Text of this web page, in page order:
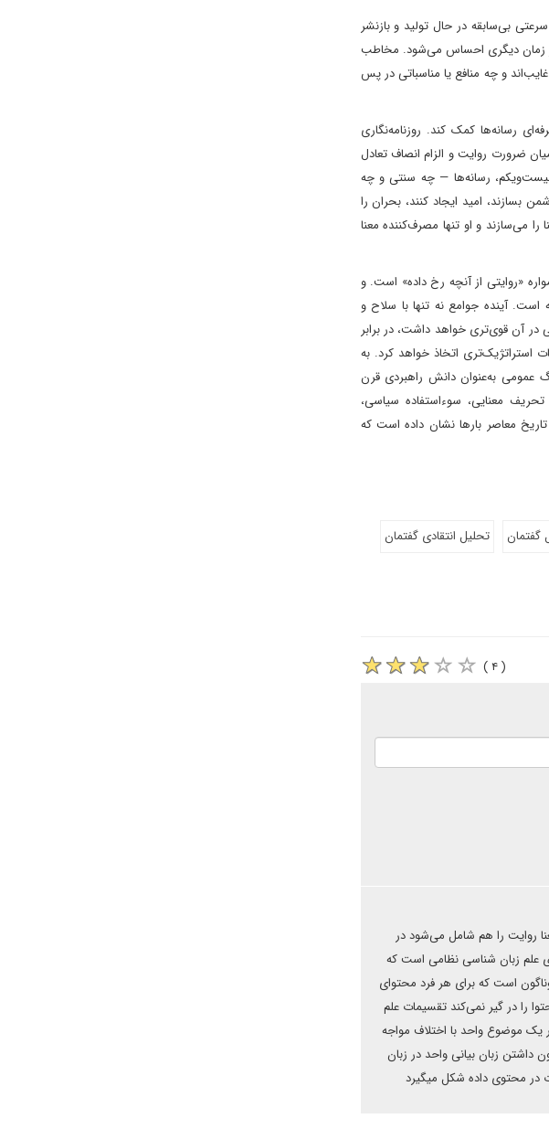
بی‌سابقه در حال تولید و بازنشر
زمان دیگری احساس می‌شود. مخاطب
و چه منافع یا مناسباتی در پس
رسانه‌ها کمک کند. روزنامه‌نگاری
ضرورت روایت و الزام انصاف تعادل
بیست‌ویکم، رسانه‌ها — چه سنتی و چه
امید ایجاد کنند، بحران را
می‌سازند و او تنها مصرف‌کننده معنا
«روایتی از آنچه رخ داده» است. و
است. آینده جوامع نه تنها با سلاح و
آن قوی‌تری خواهد داشت، در برابر
استراتژیک‌تری اتخاذ خواهد کرد. به
عمومی به‌عنوان دانش راهبردی قرن
معنایی، سوءاستفاده سیاسی،
معاصر بارها نشان داده است که
گفتمان
تحلیل انتقادی گفتمان
( ۴ )
روایت را هم شامل می‌شود در
علم زبان شناسی نظامی است که
است که برای هر فرد محتوای
را در گیر نمی‌کند تقسیمات علم
یک موضوع واحد با اختلاف مواجه
زبان بیانی واحد در زبان
در محتوی داده شکل میگیرد